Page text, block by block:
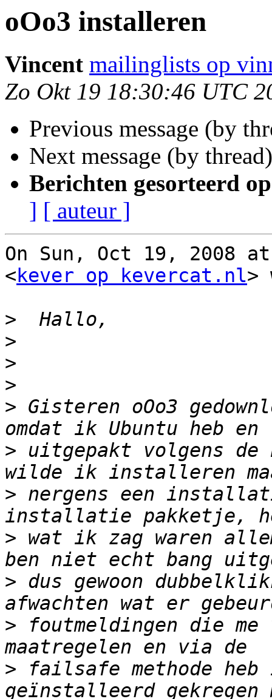
oOo3 installeren
Vincent mailinglists op
Zo Okt 19 18:30:46 UTC
Previous message (by
Next message (by
Berichten gesorteerd
] [ auteur ]
On Sun, Oct 19, 2008
<kever op kevercat.nl>
>
>
>
>
> Gisteren oOo3
> uitgepakt volgens de
> nergens een
> wat ik zag waren
> dus gewoon
> foutmeldingen die me
> failsafe methode